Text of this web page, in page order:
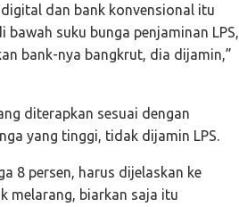
dan bank konvensional itu
suku bunga penjaminan LPS,
bank-nya bangkrut, dia dijamin,”
diterapkan sesuai dengan
yang tinggi, tidak dijamin LPS.
8 persen, harus dijelaskan ke
melarang, biarkan saja itu